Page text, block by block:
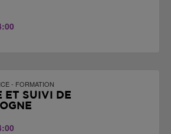
- FORMATION
ET SUIVI DE